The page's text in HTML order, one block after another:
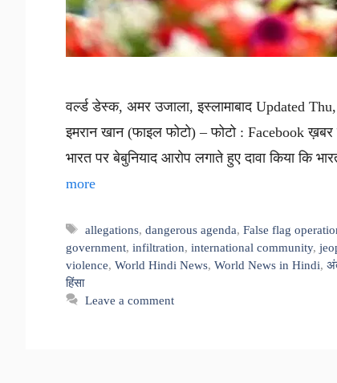
वर्ल्ड डेस्क, अमर उजाला, इस्लामाबाद Updated
इमरान खान (फाइल फोटो) – फोटो : Facebook
भारत पर बेबुनियाद आरोप लगाते हुए दावा किया
more
Tags
allegations,dangerous agenda,False flag
government, infiltration, international community,
violence, World Hindi News, World News in Hindi,
हिंसा
Leave a comment